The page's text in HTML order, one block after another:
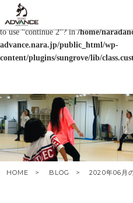
Warning: "continue" targeting switch
to use "continue 2"? in/home/
advance.nara.jp/public_html/wp-
content/plugins/sungrove/lib/
HOME BLOG 2020年06月